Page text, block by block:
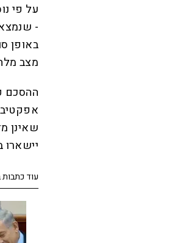
על פי
-
באופן
מצב
ההסכם
שאינן
יישארו
עוד